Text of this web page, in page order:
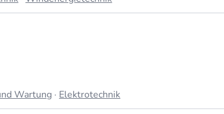
Wartung · Elektrotechnik